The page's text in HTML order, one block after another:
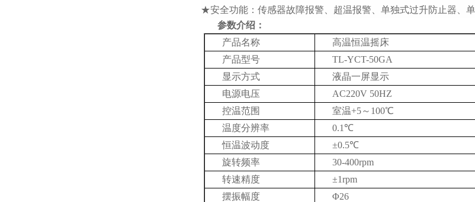
★安全功能：传感器故障报警、超温报警、单独式过升防止器、
参数介绍：
产品名称
高温恒温摇床
产品型号
TL-YCT-50GA
显示方式
液晶一屏显示
电源电压
AC220V 50HZ
控温范围
室温+5～ 100℃
温度分辨率
0.1℃
恒温波动度 ±0.5℃
旋转频率
30-400rpm
转速精度
±1rpm
摆振幅度
Φ26